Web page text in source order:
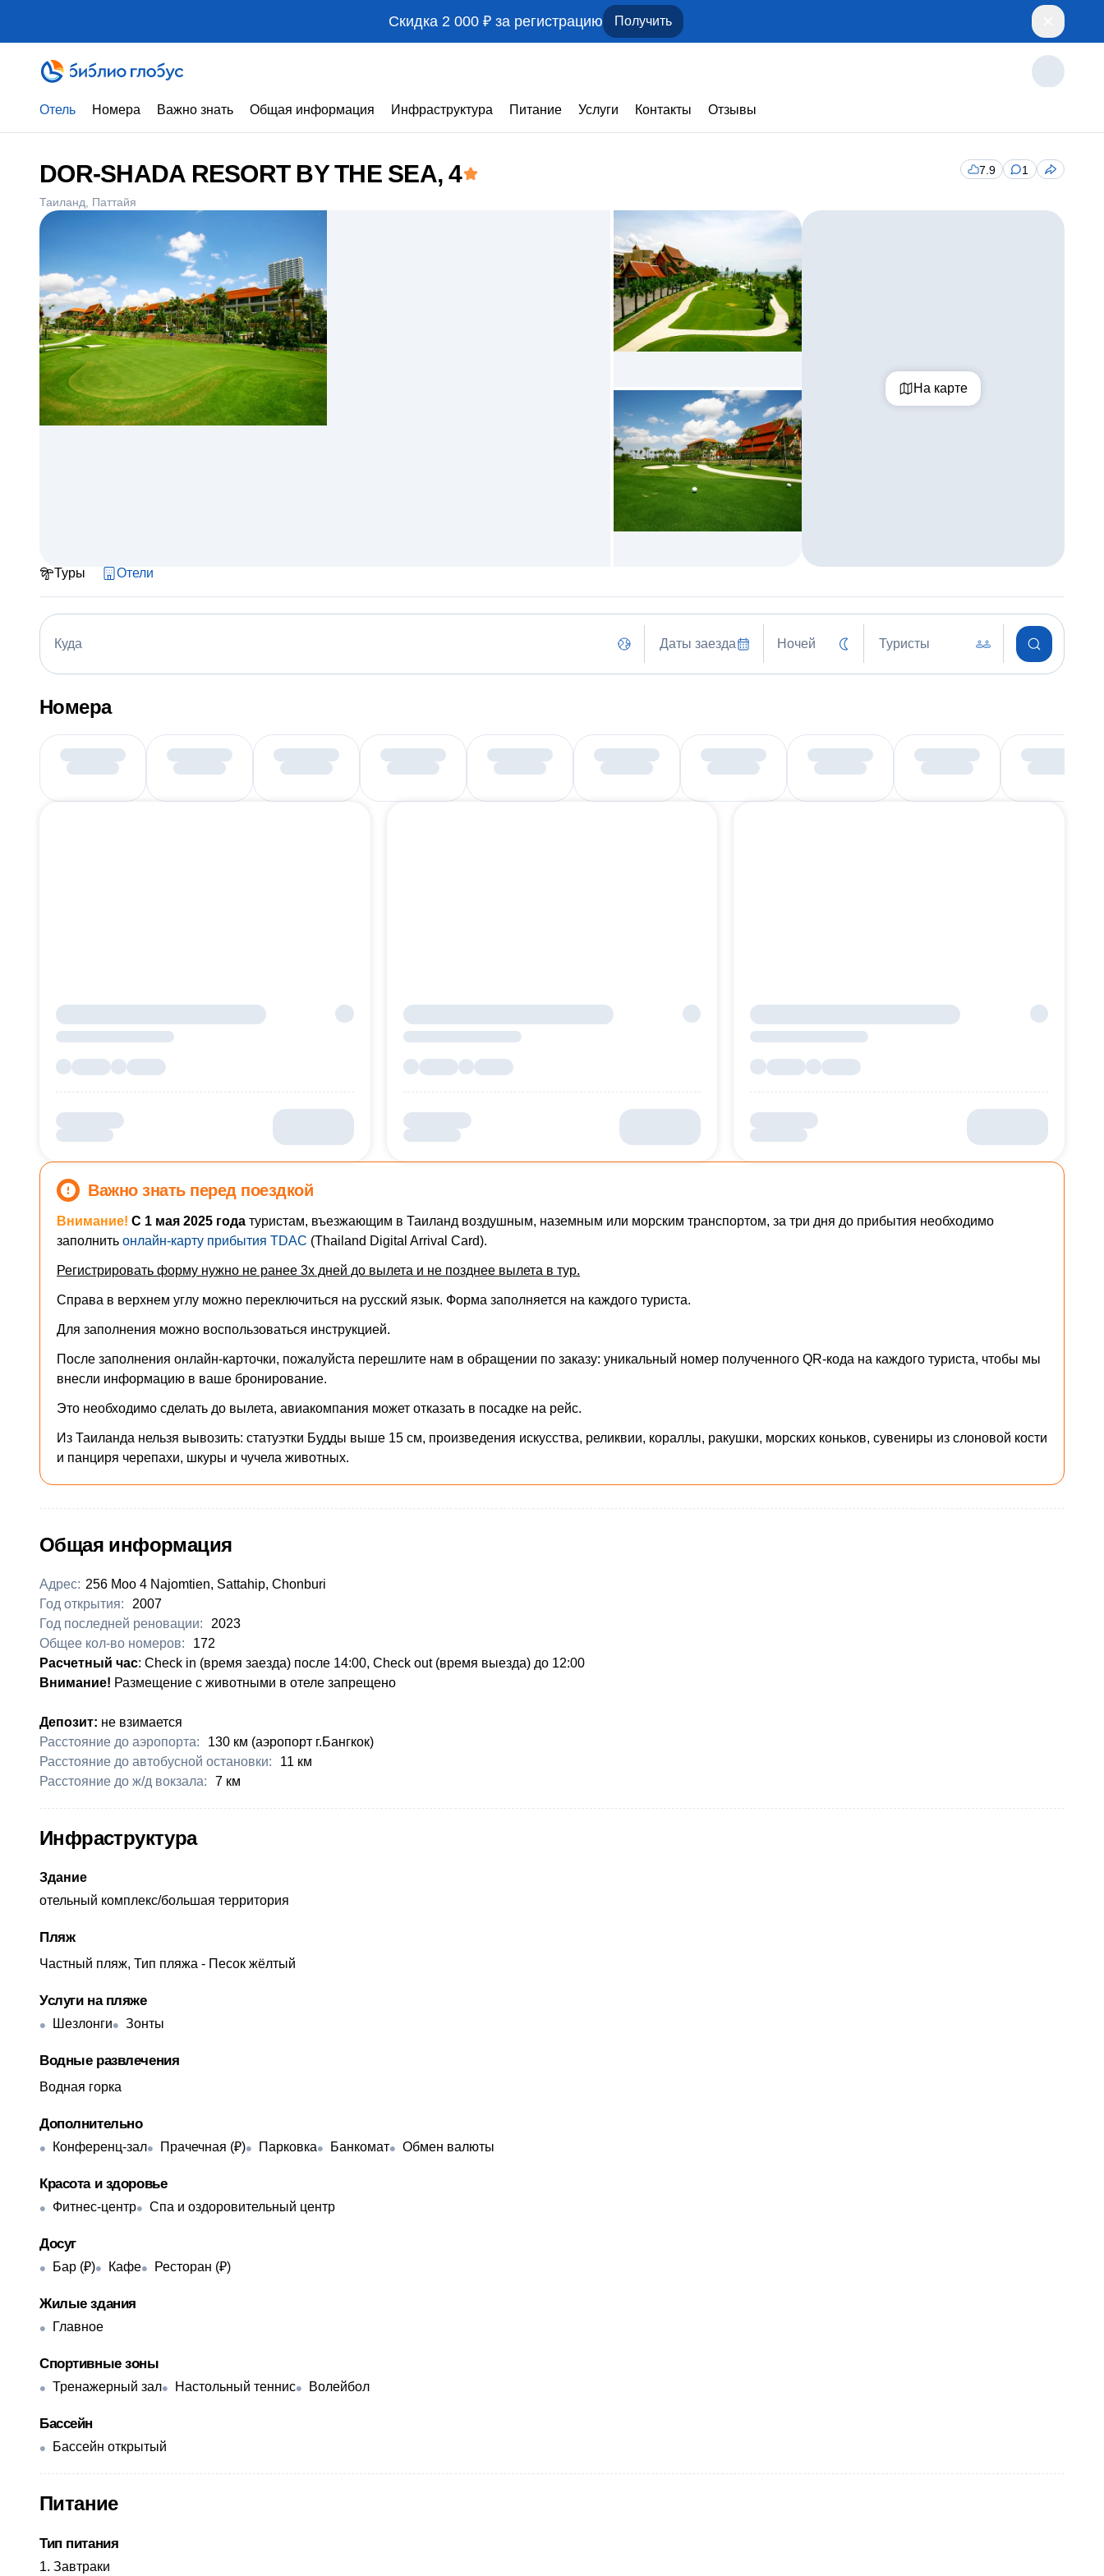
Скидка 2 000 ₽ за регистрацию Получить
Отель Номера Важно знать Общая информация Инфраструктура Питание Услуги Контакты Отзывы
DOR-SHADA RESORT BY THE SEA, 4
Таиланд Паттайя
7.9 1
На карте
Туры Отели
Куда Даты заезда Ночей Туристы
Номера
Важно знать перед поездкой
Внимание! С 1 мая 2025 года туристам, въезжающим в Таиланд воздушным, наземным или морским транспортом, за три дня до прибытия необходимо
заполнить онлайн-карту прибытия TDAC (Thailand Digital Arrival Card).
Регистрировать форму нужно не ранее 3х дней до вылета и не позднее вылета в тур.
Справа в верхнем углу можно переключиться на русский язык. Форма заполняется на каждого туриста.
Для заполнения можно воспользоваться инструкцией.
После заполнения онлайн-карточки, пожалуйста перешлите нам в обращении по заказу: уникальный номер полученного QR-кода на каждого туриста, чтобы мы
внесли информацию в ваше бронирование.
Это необходимо сделать до вылета, авиакомпания может отказать в посадке на рейс.
Из Таиланда нельзя вывозить: статуэтки Будды выше 15 см, произведения искусства, реликвии, кораллы, ракушки, морских коньков, сувениры из слоновой кости
и панциря черепахи, шкуры и чучела животных.
Общая информация
Адрес: 256 Moo 4 Najomtien, Sattahip, Chonburi
Год открытия:
2007
Год последней реновации:
2023
Общее кол-во номеров:
172
Расчетный час: Check in (время заезда) после 14:00, Check out (время выезда) до 12:00
Внимание! Размещение с животными в отеле запрещено
Депозит: не взимается
Расстояние до аэропорта:
130 км (аэропорт г.Бангкок)
Расстояние до автобусной остановки:
​11 км
Расстояние до ж/д вокзала:
​7 км
Инфраструктура
Здание
отельный комплекс/большая территория
Пляж
Частный пляж, Тип пляжа - Песок жёлтый
Услуги на пляже
Шезлонги Зонты
Водные развлечения
Водная горка
Дополнительно
Конференц-зал Прачечная (₽) Парковка Банкомат Обмен валюты
Красота и здоровье
Фитнес-центр Спа и оздоровительный центр
Досуг
Бар (₽) Кафе Ресторан (₽)
Жилые здания
Главное
Спортивные зоны
Тренажерный зал Настольный теннис Волейбол
Бассейн
Бассейн открытый
Питание
Тип питания
Завтраки